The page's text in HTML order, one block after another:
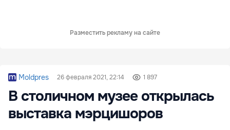
Разместить рекламу на сайте
Moldpres 26 февраля 2021, 22:14 1 897
В столичном музее открылась
выставка мэрцишоров